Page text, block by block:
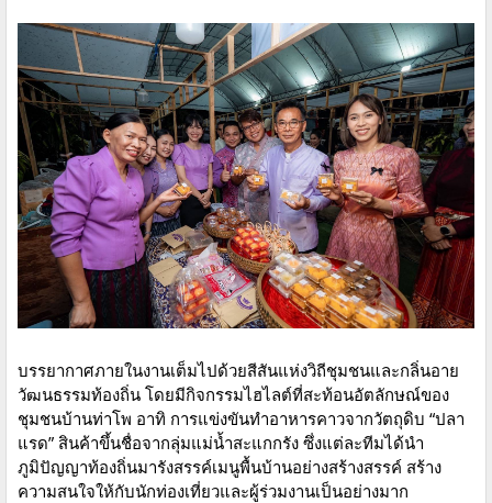
บรรยากาศภายในงานเต็มไปด้วยสีสันแห่งวิถีชุมชนและกลิ่นอาย
วัฒนธรรมท้องถิ่น โดยมีกิจกรรมไฮไลต์ที่สะท้อนอัตลักษณ์ของ
ชุมชนบ้านท่าโพ อาทิ การแข่งขันทำอาหารคาวจากวัตถุดิบ “ปลา
แรด” สินค้าขึ้นชื่อจากลุ่มแม่น้ำสะแกกรัง ซึ่งแต่ละทีมได้นำ
ภูมิปัญญาท้องถิ่นมารังสรรค์เมนูพื้นบ้านอย่างสร้างสรรค์ สร้าง
ความสนใจให้กับนักท่องเที่ยวและผู้ร่วมงานเป็นอย่างมาก